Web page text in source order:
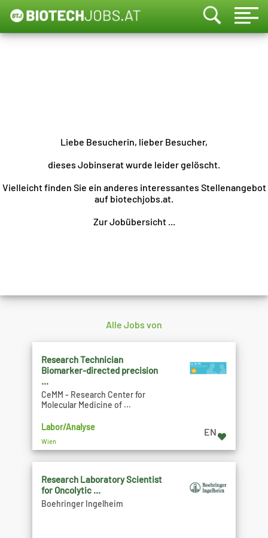
Liebe Besucherin, lieber Besucher,
dieses Jobinserat wurde leider gelöscht.
Vielleicht finden Sie ein anderes interessantes Stellenangebot
auf biotechjobs.at.
Zur Jobübersicht ...
Alle Jobs von
Research Technician
Biomarker-directed precision
...
CeMM - Research Center for
Molecular Medicine of ...
Labor/Analyse
Wien
EN
Research Laboratory Scientist
for Oncolytic ...
Boehringer Ingelheim